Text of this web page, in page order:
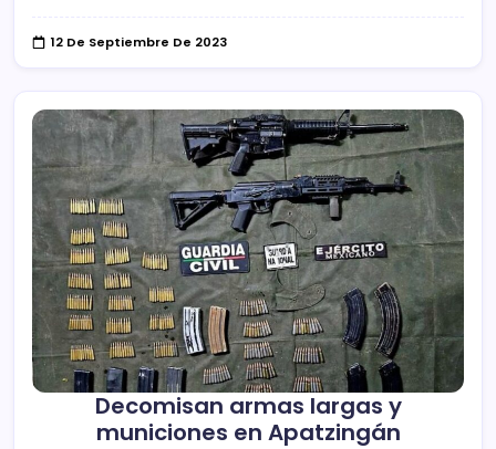
12 De Septiembre De 2023
Decomisan armas largas y
municiones en Apatzingán